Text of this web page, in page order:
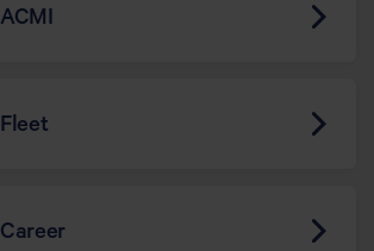
ACMI
Fleet
Career